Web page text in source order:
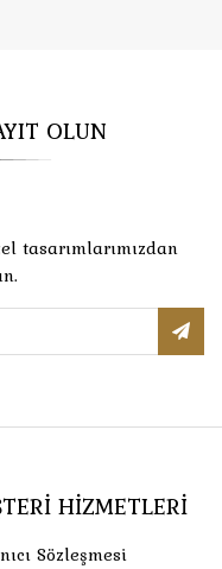
OLUN
tasarımlarımızdan
HIZMETLERI
Sözleşmesi